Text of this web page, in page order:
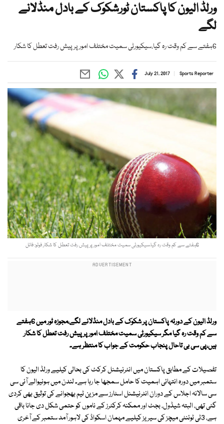
ورلڈ الیون کا پاکستان ٹورشکوک کے بادل منڈلانے
لگے
6ہفتے سے کم وقت رہ گیا،سیکیورٹی سمیت مختلف امور پر پیش رفت تعطل کا شکار
Sports Reporter
July 21, 2017
6ہفتے سے کم وقت رہ گیا،سیکیورٹی سمیت مختلف امور پر پیش رفت تعطل کا شکار فوٹو: فائل
ورلڈ الیون کے دورئہ پاکستان پر شکوک کے بادل منڈلانے لگے،مجوزہ ٹور میں 6ہفتے
سے کم وقت رہ گیا مگر سیکیورٹی سمیت مختلف امور پر پیش رفت تعطل کا شکار
ہیں،پی سی بی تاحال پنجاب حکومت کے جواب کا منتظر ہے۔
تفصیلات کے مطابق پاکستان میں انٹرنیشنل کرکٹ کی بحالی کیلیے ورلڈ الیون کا
ستمبر میں دورہ انتہائی اہمیت کا حامل سمجھا جا رہا ہے۔ لندن میں ہونیوالے آئی سی
سی سالانہ اجلاس کے دوران انٹرنیشنل اسٹارز سے مزین ٹیم بھجوانے کی توثیق بھی کردی
گئی تھی، البتہ شیڈول، بجٹ اور ممکنہ کرکٹرز کے ناموں کو حتمی شکل دی جانا باقی
ہے، 3ٹی ٹوئنٹی میچز کی سیریز کیلیے مہمان اسکواڈ کی لاہور آمد ستمبر کے آخری